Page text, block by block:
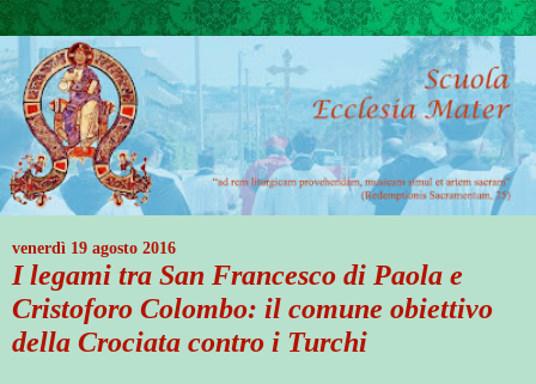
venerdì 19 agosto 2016
I legami tra San Francesco di Paola e
Cristoforo Colombo: il comune obiettivo
della Crociata contro i Turchi